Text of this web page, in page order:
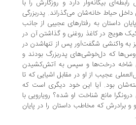
بیگانه‌وار دارد و روزگارش را با
خانه‌شان می‌گذراند. پدربزرگی
به رفتارهای عجیبی از جانب
در کاغذ روغنی و گذاشتن آن در
شگفت‌آور پس از تنهاشدن در
که دل‌خوشی‌های پدربزرگ بودند و
درخت‌ها و سپس به آتش‌کشیدن
از او در مقابل اشیایی که تا
آیا این خود دیگری است که
مانع شناخت او شده؟ رویارویی با
که مخاطب داستان را در پایان